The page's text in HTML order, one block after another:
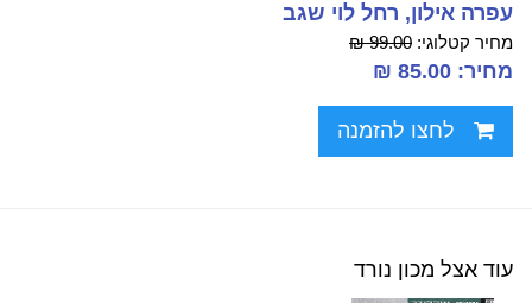
עפרה אילון, רחל לוי שגב
מחיר קטלוגי: 99.00 ₪
מחיר: 85.00 ₪
לחצו להזמנה
עוד אצל מכון נורד